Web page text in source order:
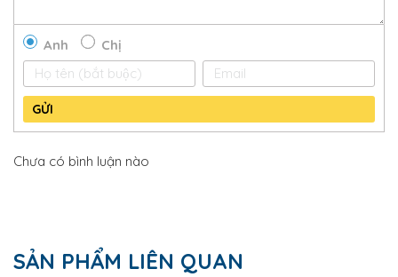
Anh Chị
GỬI
Chưa có bình luận nào
SẢN PHẨM LIÊN QUAN